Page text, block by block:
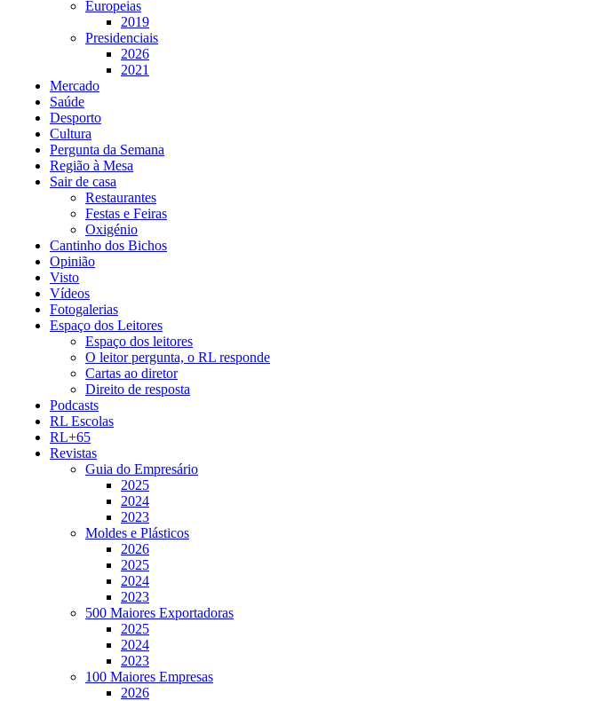
Europeias
2019
Presidenciais
2026
2021
Mercado
Saúde
Desporto
Cultura
Pergunta da Semana
Região à Mesa
Sair de casa
Restaurantes
Festas e Feiras
Oxigénio
Cantinho dos Bichos
Opinião
Visto
Vídeos
Fotogalerias
Espaço dos Leitores
Espaço dos leitores
O leitor pergunta, o RL responde
Cartas ao diretor
Direito de resposta
Podcasts
RL Escolas
RL+65
Revistas
Guia do Empresário
2025
2024
2023
Moldes e Plásticos
2026
2025
2024
2023
500 Maiores Exportadoras
2025
2024
2023
100 Maiores Empresas
2026